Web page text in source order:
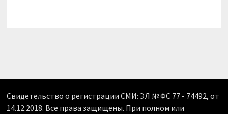
Свидетельство о регистрации СМИ: ЭЛ № ФС 77 - 74492, от
14.12.2018. Все права защищены. При полном или